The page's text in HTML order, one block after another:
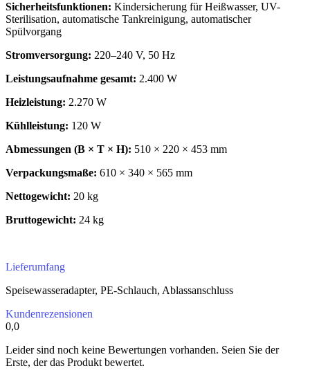
Sicherheitsfunktionen: Kindersicherung für Heißwasser, UV-
Sterilisation, automatische Tankreinigung, automatischer
Spülvorgang
Stromversorgung: 220–240 V, 50 Hz
Leistungsaufnahme gesamt: 2.400 W
Heizleistung: 2.270 W
Kühlleistung: 120 W
Abmessungen (B × T × H): 510 × 220 × 453 mm
Verpackungsmaße: 610 × 340 × 565 mm
Nettogewicht: 20 kg
Bruttogewicht: 24 kg
Lieferumfang
Speisewasseradapter, PE-Schlauch, Ablassanschluss
Kundenrezensionen
0,0
Leider sind noch keine Bewertungen vorhanden. Seien Sie der
Erste, der das Produkt bewertet.